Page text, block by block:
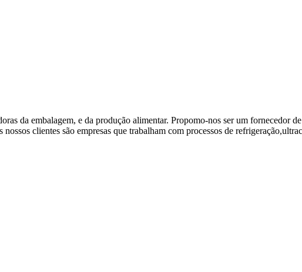
da embalagem, e da produção alimentar. Propomo-nos ser um fornecedor
clientes são empresas que trabalham com processos de